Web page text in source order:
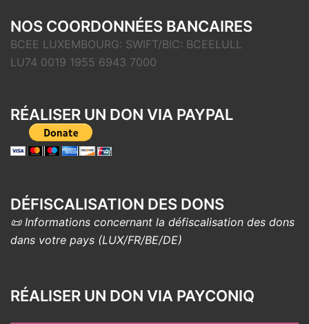
NOS COORDONNÉES BANCAIRES
BCEE LUXEMBOURG: SWIFT/BIC: BCEELULL
LU74 0019 1955 6943 7000
RÉALISER UN DON VIA PAYPAL
DÉFISCALISATION DES DONS
📜 Informations concernant la défiscalisation des dons
dans votre pays (LUX/FR/BE/DE)
RÉALISER UN DON VIA PAYCONIQ